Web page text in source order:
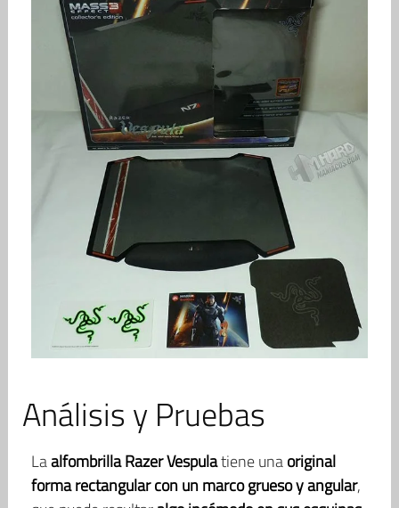
Análisis y Pruebas
Laalfombrilla Razer Vespulatiene unaoriginal
forma rectangular con un marco grueso y angular,